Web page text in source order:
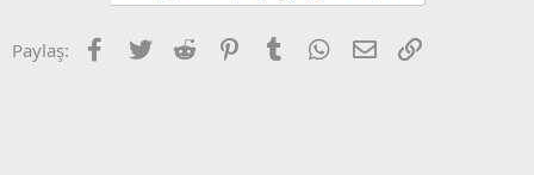
Paylaş: Facebook
Twitter Reddit PinterestTumblr WhatsApp
E-posta